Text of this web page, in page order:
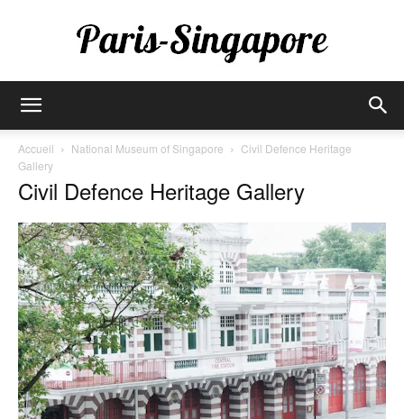
Singapore
Accueil National Museum of Singapore
Civil Defence Heritage
Gallery
Civil Defence Heritage Gallery